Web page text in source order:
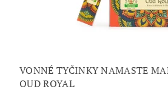
VONNÉ TYČINKY NAMASTE
OUD ROYAL